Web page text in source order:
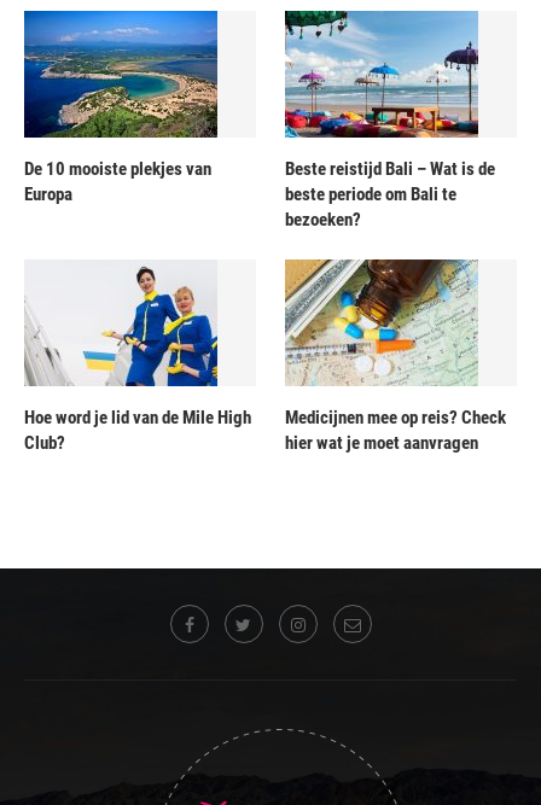
De 10 mooiste plekjes van
Europa
Beste reistijd Bali – Wat is de
beste periode om Bali te
bezoeken?
Hoe word je lid van de Mile High
Club?
Medicijnen mee op reis? Check
hier wat je moet aanvragen